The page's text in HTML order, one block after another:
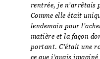
rentrée, je n’arrêtais
Comme elle était
lendemain pour
matière et la façon
portant. C’était une
ce que j’avais